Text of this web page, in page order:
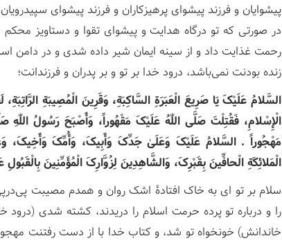
پیشوایان و فرزند پیشوای پرهیزکاران و فرزند پیشوای
در صورتی که تو درگاه هدایت و پیشوای تقوا و دستاویز
رحمت غذایت داد و از سینه ایمان شیر داده شدی و در دامن
زنده بودنت نمی‌باشد، درود خدا بر تو و بر پدران و فرزندانت؛
السَّلامُ عَلَیْکَ یَا صَرِیعَ الْعَبَرَةِ السَّاکِبَةِ، وَقَرِینَ الْمُصِیبَةِ
الْإِسْلامِ، فَقُتِلْتَ صَلَّی اللّٰهُ عَلَیْکَ مَقْهُوراً، وَأَصْبَحَ رَسُولُ اللّٰهِ
مَهْجُوراً . السَّلامُ عَلَیْکَ وَعَلَیٰ جَدِّکَ وَأَبِیکَ، وَأُمِّکَ وَأَخِیکَ،
الْمَلائِکَةِ الْحافِّینَ بِقَبْرِکَ، وَالشَّاهِدِینَ لِزُوَّارِکَ الْمُؤَمِّنِینَ
سلام بر تو ای به خاک افتادۀ اشک روان و همدم مصیبت
را و درباره تو پرده حرمت اسلام را دریدند، کشته شدی
خاندانش) خونخواه تو شد، و کتاب خدا با از دست رفتنت